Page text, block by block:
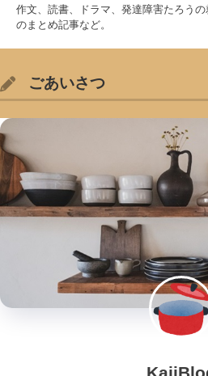
作文、読書、ドラマ、発達障害たろう
のまとめ記事など。
ごあいさつ